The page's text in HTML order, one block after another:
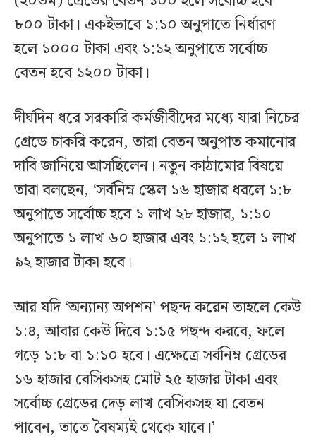
৮০০ টাকা। একইভাবে ১:১০ অনুপাতে নির্ধারণ
হলে ১০০০ টাকা এবং ১:১২ অনুপাতে সর্বোচ্চ
বেতন হবে ১২০০ টাকা।
দীর্ঘদিন ধরে সরকারি কর্মজীবীদের মধ্যে যারা নিচের
গ্রেডে চাকরি করেন, তারা বেতন অনুপাত কমানোর
দাবি জানিয়ে আসছিলেন। নতুন কাঠামোর বিষয়ে
তারা বলছেন, ‘সর্বনিম্ন স্কেল ১৬ হাজার ধরলে ১:৮
অনুপাতে সর্বোচ্চ হবে ১ লাখ ২৮ হাজার, ১:১০
অনুপাতে ১ লাখ ৬০ হাজার এবং ১:১২ হলে ১ লাখ
৯২ হাজার টাকা হবে।
আর যদি ‘অন্যান্য অপশন’ পছন্দ করেন তাহলে কেউ
১:৪, আবার কেউ দিবে ১:১৫ পছন্দ করবে, ফলে
গড়ে ১:৮ বা ১:১০ হবে। এক্ষেত্রে সর্বনিম্ন গ্রেডের
১৬ হাজার বেসিকসহ মোট ২৫ হাজার টাকা এবং
সর্বোচ্চ গ্রেডের দেড় লাখ বেসিকসহ যা বেতন
পাবেন, তাতে বৈষম্যই থেকে যাবে।’